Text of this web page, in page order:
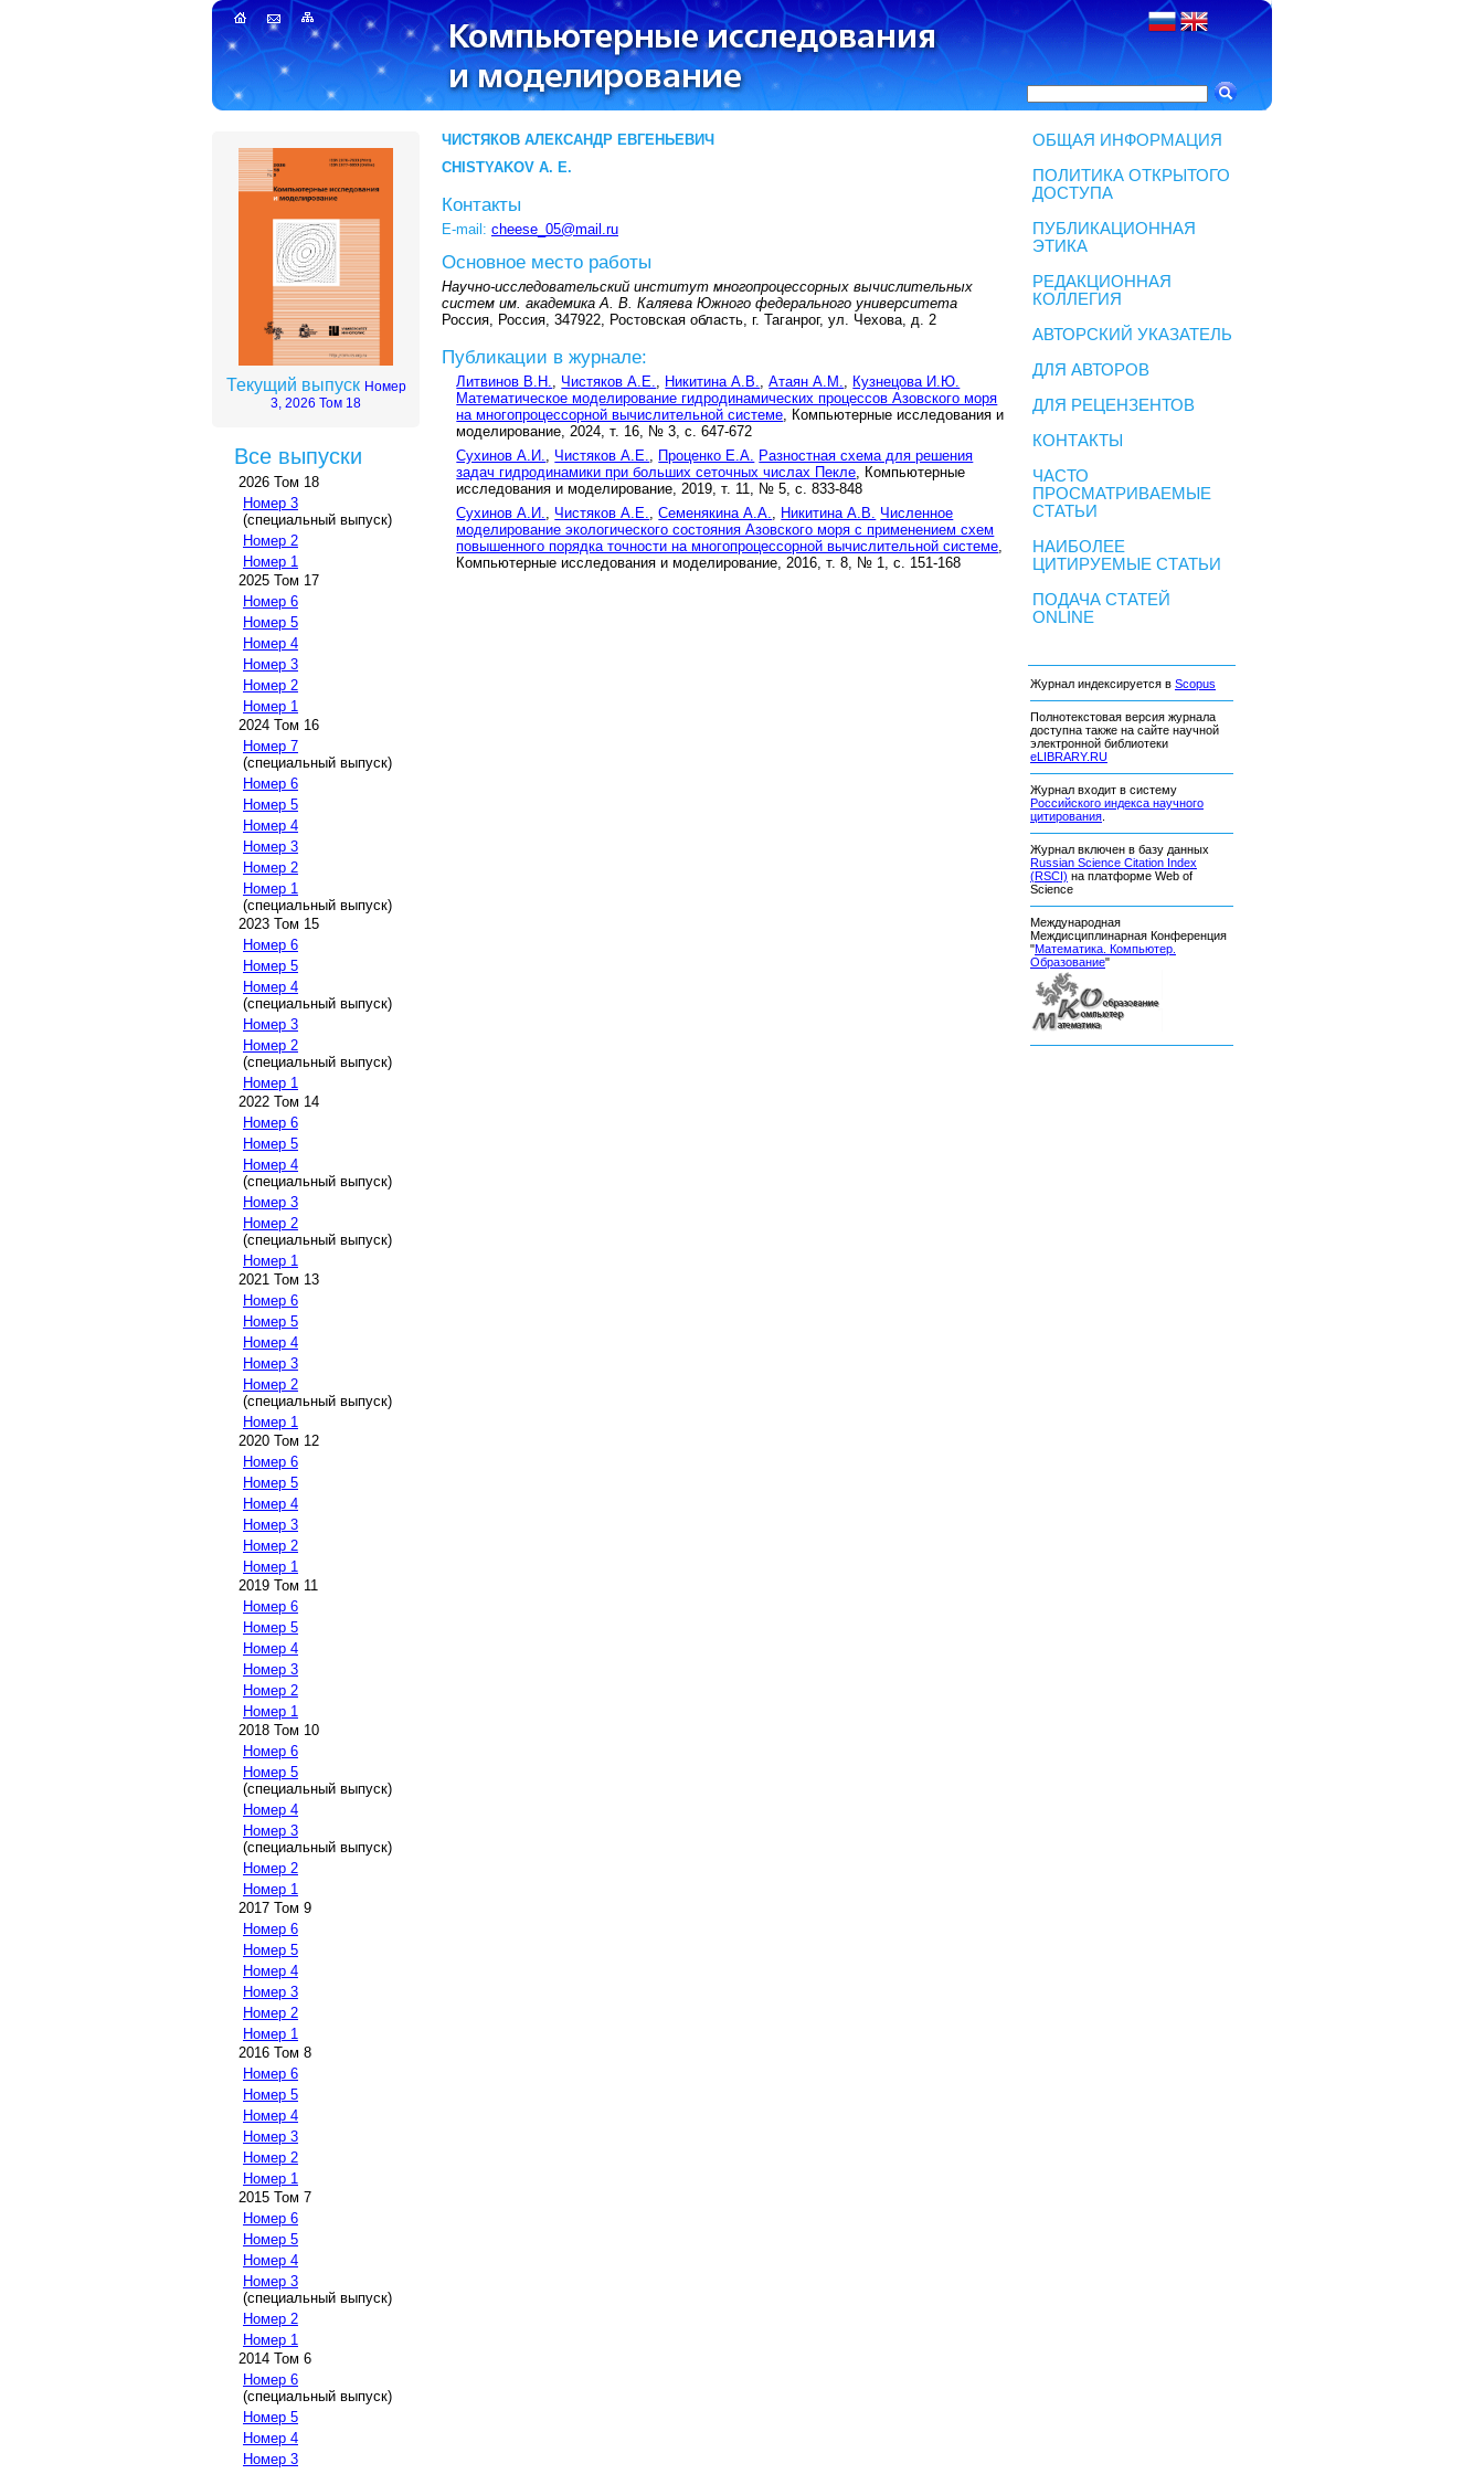
Текущий выпуск Номер
3, 2026 Том 18
Все выпуски
2026 Том 18
Номер 3
(специальный выпуск)
Номер 2
Номер 1
2025 Том 17
Номер 6
Номер 5
Номер 4
Номер 3
Номер 2
Номер 1
2024 Том 16
Номер 7
(специальный выпуск)
Номер 6
Номер 5
Номер 4
Номер 3
Номер 2
Номер 1
(специальный выпуск)
2023 Том 15
Номер 6
Номер 5
Номер 4
(специальный выпуск)
Номер 3
Номер 2
(специальный выпуск)
Номер 1
2022 Том 14
Номер 6
Номер 5
Номер 4
(специальный выпуск)
Номер 3
Номер 2
(специальный выпуск)
Номер 1
2021 Том 13
Номер 6
Номер 5
Номер 4
Номер 3
Номер 2
(специальный выпуск)
Номер 1
2020 Том 12
Номер 6
Номер 5
Номер 4
Номер 3
Номер 2
Номер 1
2019 Том 11
Номер 6
Номер 5
Номер 4
Номер 3
Номер 2
Номер 1
2018 Том 10
Номер 6
Номер 5
(специальный выпуск)
Номер 4
Номер 3
(специальный выпуск)
Номер 2
Номер 1
2017 Том 9
Номер 6
Номер 5
Номер 4
Номер 3
Номер 2
Номер 1
2016 Том 8
Номер 6
Номер 5
Номер 4
Номер 3
Номер 2
Номер 1
2015 Том 7
Номер 6
Номер 5
Номер 4
Номер 3
(специальный выпуск)
Номер 2
Номер 1
2014 Том 6
Номер 6
(специальный выпуск)
Номер 5
Номер 4
Номер 3
ЧИСТЯКОВ АЛЕКСАНДР ЕВГЕНЬЕВИЧ
CHISTYAKOV A. E.
Контакты
E-mail: cheese_05@mail.ru
Основное место работы
Научно-исследовательский институт многопроцессорных вычислительных
систем им. академика А. В. Каляева Южного федерального университета
Россия, Россия, 347922, Ростовская область, г. Таганрог, ул. Чехова, д. 2
Публикации в журнале:
Литвинов В.Н., Чистяков А.Е., Никитина А.В.,Атаян А.М., Кузнецова И.Ю.
Математическое моделирование гидродинамических процессов Азовского моря
на многопроцессорной вычислительной системе, Компьютерные исследования и
моделирование, 2024, т. 16, № 3, с. 647-672
Сухинов А.И.
Чистяков А.Е. Проценко Е.А.
Разностная схема для решения
задач гидродинамики при больших сеточных числах Пекле , Компьютерные
исследования и моделирование, 2019, т. 11, № 5, с. 833-848
Сухинов А.И.
Чистяков А.Е. ,Семенякина А.А. Никитина А.В.
Численное
моделирование экологического состояния Азовского моря с применением схем
повышенного порядка точности на многопроцессорной вычислительной системе
Компьютерные исследования и моделирование, 2016, т. 8, № 1, с. 151-168
ОБЩАЯ ИНФОРМАЦИЯ
ПОЛИТИКА ОТКРЫТОГО
ДОСТУПА
ПУБЛИКАЦИОННАЯ
ЭТИКА
РЕДАКЦИОННАЯ
КОЛЛЕГИЯ
АВТОРСКИЙ УКАЗАТЕЛЬ
ДЛЯ АВТОРОВ
ДЛЯ РЕЦЕНЗЕНТОВ
КОНТАКТЫ
ЧАСТО
ПРОСМАТРИВАЕМЫЕ
СТАТЬИ
НАИБОЛЕЕ
ЦИТИРУЕМЫЕ СТАТЬИ
ПОДАЧА СТАТЕЙ
ONLINE
Журнал индексируется в Scopus
Полнотекстовая версия журнала
доступна также на сайте научной
электронной библиотеки
eLIBRARY.RU
Журнал входит в систему
Российского индекса научного
цитирования
Журнал включен в базу данных
Russian Science Citation Index
(RSCI) на платформе Web of
Science
Международная
Междисциплинарная Конференция
"Математика. Компьютер.
Образование"